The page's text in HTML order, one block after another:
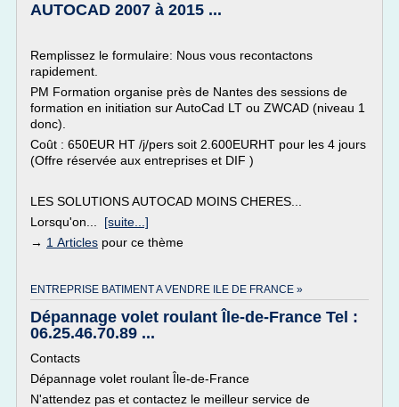
AUTOCAD 2007 à 2015 ...
Remplissez le formulaire: Nous vous recontactons
rapidement.
PM Formation organise près de Nantes des sessions de
formation en initiation sur AutoCad LT ou ZWCAD (niveau 1
donc).
Coût : 650EUR HT /j/pers soit 2.600EURHT pour les 4 jours
(Offre réservée aux entreprises et DIF )
LES SOLUTIONS AUTOCAD MOINS CHERES...
Lorsqu'on... [suite...]
→ 1 Articles pour ce thème
ENTREPRISE BATIMENT A VENDRE ILE DE FRANCE »
Dépannage volet roulant Île-de-France Tel :
06.25.46.70.89 ...
Contacts
Dépannage volet roulant Île-de-France
N'attendez pas et contactez le meilleur service de